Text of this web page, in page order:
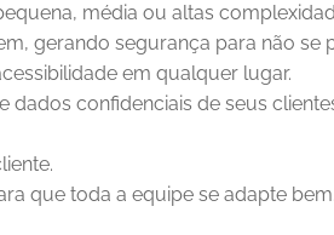
média ou altas
gerando segurança para não se
em qualquer lugar.
dados confidenciais de seus
que toda a equipe se adapte bem.